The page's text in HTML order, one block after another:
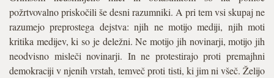
požrtvovalno priskočili še desni razumniki. A pri tem vsi skupaj ne
razumejo preprostega dejstva: njih ne motijo mediji, njih moti
kritika medijev, ki so je deležni. Ne motijo jih novinarji, motijo jih
neodvisno misleči novinarji. In ne protestirajo proti premajhni
demokraciji v njenih vrstah, temveč proti tisti, ki jim ni všeč. Želijo